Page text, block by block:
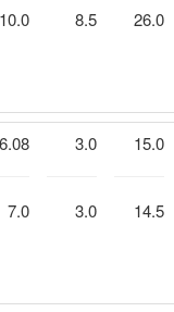
10.0 8.5 26.0
6.08
7.0
3.0
3.0
15.0
14.5